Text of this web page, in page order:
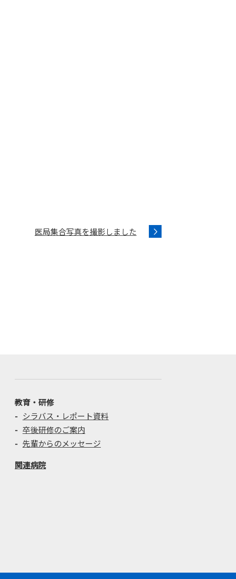
医局集合写真を撮影しました
教育・研修
シラバス・レポート資料
卒後研修のご案内
先輩からのメッセージ
関連病院